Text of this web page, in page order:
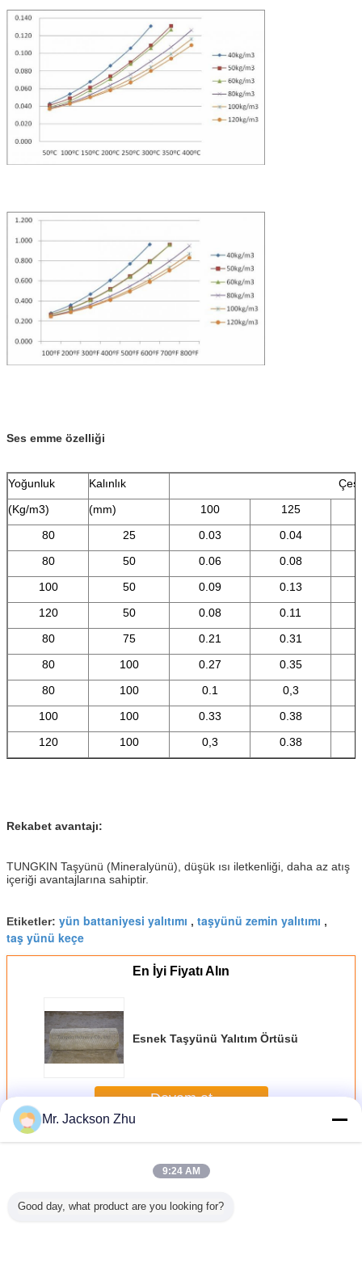
Ses emme özelliği
Yoğunluk Kalınlık
(Kg/m3)
(mm) 100 125
80
25 0.03 0.04
80
50 0.06 0.08
100
50 0.09 0.13
120
50 0.08
0.11
80
75 0.21 0.31
80
100 0.27 0.35
80
100 0.1
0,3
100
100 0.33 0.38
120
100 0,3 0.38
Rekabet avantajı:
TUNGKIN Taşyünü (Mineralyünü), düşük ısı iletkenliği, daha az atış
içeriği avantajlarına sahiptir.
Etiketler: yün battaniyesi yalıtımı , taşyünü zemin yalıtımı ,
taş yünü keçe
En İyi Fiyatı Alın
Esnek Taşyünü Yalıtım Örtüsü
Devam et
DahaTaşyünü Yalıtım Örtüsü
Mr. Jackson Zhu
9:24 AM
Good day, what product are you looking for?